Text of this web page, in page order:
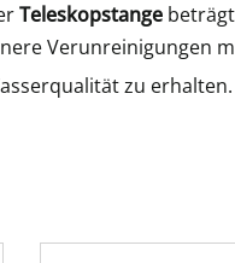
Teleskopstange beträgt
Verunreinigungen
zu